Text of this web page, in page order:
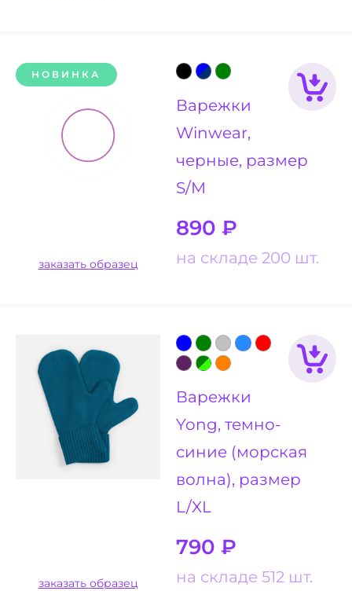
НОВИНКА
Варежки
Winwear,
черные, размер
S/M
890 ₽
на складе 200 шт.
заказать образец
Варежки
Yong, темно-
синие (морская
волна), размер
L/XL
790 ₽
на складе 512 шт.
заказать образец